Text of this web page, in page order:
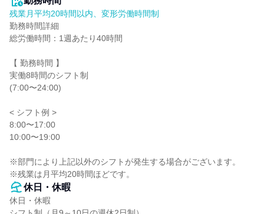
残業月平均20時間以内、変形労働時間制
勤務時間詳細
総労働時間：1週あたり40時間
【 勤務時間 】
実働8時間のシフト制
(7:00〜24:00)
< シフト例 >
8:00〜17:00
10:00〜19:00
※部門により上記以外のシフトが発生する場合がございます。
※残業は月平均20時間ほどです。
休日・休暇
休日・休暇